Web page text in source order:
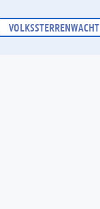
VOLKSSTERRENWACHT